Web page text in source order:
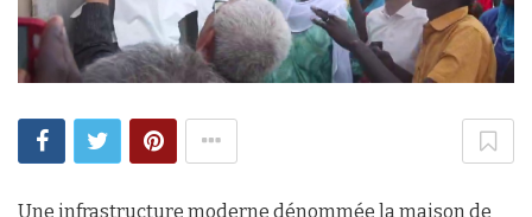
Une infrastructure moderne dénommée la maison de